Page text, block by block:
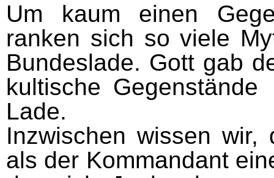
Um kaum einen
ranken sich so viele
Bundeslade. Gott gab
kultische Gegenstände
Lade.
Inzwischen wissen wir,
als der Kommandant